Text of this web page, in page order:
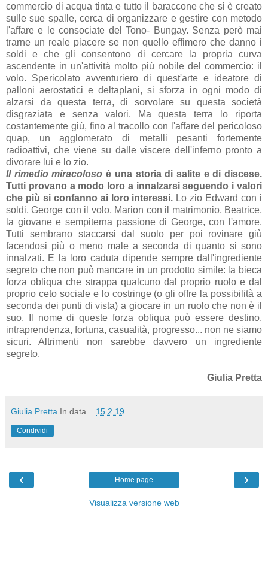
commercio di acqua tinta e tutto il baraccone che si è creato
sulle sue spalle, cerca di organizzare e gestire con metodo
l'affare e le consociate del Tono- Bungay. Senza però mai
trarne un reale piacere se non quello effimero che danno i
soldi e che gli consentono di cercare la propria curva
ascendente in un'attività molto più nobile del commercio: il
volo. Spericolato avventuriero di quest'arte e ideatore di
palloni aerostatici e deltaplani, si sforza in ogni modo di
alzarsi da questa terra, di sorvolare su questa società
disgraziata e senza valori. Ma questa terra lo riporta
costantemente giù, fino al tracollo con l'affare del pericoloso
quap, un agglomerato di metalli pesanti fortemente
radioattivi, che viene su dalle viscere dell'inferno pronto a
divorare lui e lo zio.
Il rimedio miracoloso è una storia di salite e di discese.
Tutti provano a modo loro a innalzarsi seguendo i valori
che più si confanno ai loro interessi. Lo zio Edward con i
soldi, George con il volo, Marion con il matrimonio, Beatrice,
la giovane e sempiterna passione di George, con l'amore.
Tutti sembrano staccarsi dal suolo per poi rovinare giù
facendosi più o meno male a seconda di quanto si sono
innalzati. E la loro caduta dipende sempre dall'ingrediente
segreto che non può mancare in un prodotto simile: la bieca
forza obliqua che strappa qualcuno dal proprio ruolo e dal
proprio ceto sociale e lo costringe (o gli offre la possibilità a
seconda dei punti di vista) a giocare in un ruolo che non è il
suo. Il nome di queste forza obliqua può essere destino,
intraprendenza, fortuna, casualità, progresso... non ne siamo
sicuri. Altrimenti non sarebbe davvero un ingrediente
segreto.
Giulia Pretta
Giulia Pretta In data... 15.2.19
Condividi
‹ ›
Home page
Visualizza versione web